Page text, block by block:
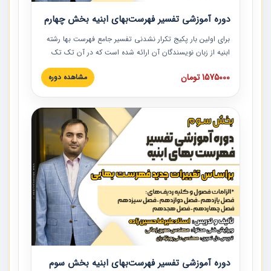
دوره آموزشی تفسیر فهرست‌بهای ابنیه بخش چهارم
برای اولین بار پکیج تکرار نشدنی تفسیر جامع فهرست بها رشته
ابنیه از زبان نویسندگان آن ارائه شده است که در آن تک تک
ردیف ها و مطالب فهرست بها تفسیر و ارائه شده است. این
دوره به صورت کامل تصویری بوده و به همراه تصاویر عملیات
دوره با کلام مهندس علیرضاحسین‌زاده مدیر پروژه مهندسی
مشاور در امر بازنگری فهرست بها رشته ابنیه ارائه شده و به تمام
همکارانی که در حوزه صنعت ساخت در حال فعالیت هستند حتما
توصیه می کنیم از مطالب این دوره استفاده نمایند.
1575000 تومان مشاهده دوره
دوره آموزشی تفسیر فهرست‌بهای ابنیه بخش سوم